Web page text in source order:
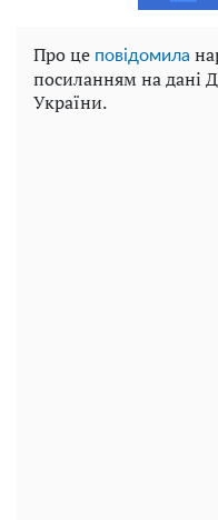
Про це повідомила
посиланням на дані
України.